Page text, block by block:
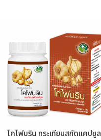
โคไฟบริน กระเทียมสกัดแคปซูล